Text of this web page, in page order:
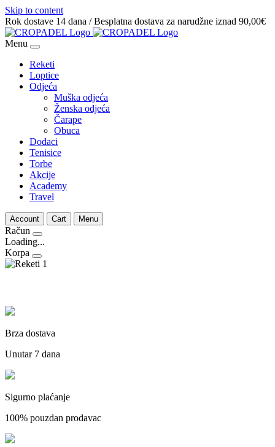
Skip to content
Rok dostave 14 dana / Besplatna dostava za narudžne iznad 90,00€
Menu
Reketi
Loptice
Odjeća
Muška odjeća
Ženska odjeća
Čarape
Obuca
Dodaci
Tenisice
Torbe
Akcije
Academy
Travel
Account Cart Menu
Račun
Loading...
Korpa
Brza dostava
Unutar 7 dana
Sigurno plaćanje
100% pouzdan prodavac